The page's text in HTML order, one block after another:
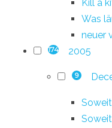
Kill a
Was
neuer
174 2005
9